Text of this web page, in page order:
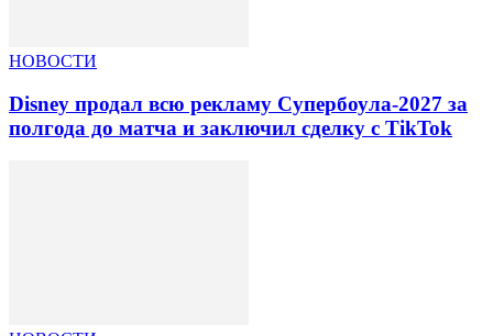
НОВОСТИ
Disney продал всю рекламу Супербоула-2027 за
полгода до матча и заключил сделку с TikTok